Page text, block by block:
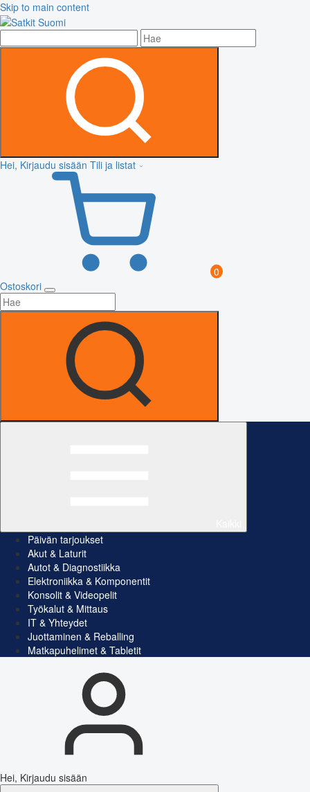
Skip to main content
Hei, Kirjaudu sisään Tili ja listat
0
Ostoskori
Päivän tarjoukset
Akut & Laturit
Autot & Diagnostiikka
Elektroniikka & Komponentit
Konsolit & Videopelit
Työkalut & Mittaus
IT & Yhteydet
Juottaminen & Reballing
Matkapuhelimet & Tabletit
Hei, Kirjaudu sisään